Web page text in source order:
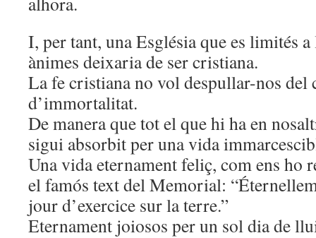
I, per tant, una Església que es limités
ànimes deixaria de ser cristiana.
La fe cristiana no vol despullar-nos del
d’immortalitat.
De manera que tot el que hi ha en
sigui absorbit per una vida
Una vida eternament feliç, com ens ho
el famós text del Memorial:
jour d’exercice sur la terre.”
Eternament joiosos per un sol dia de